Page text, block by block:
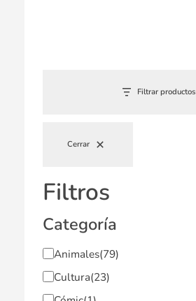
Filtrar productos
Cerrar
Filtros
Categoría
Animales(79)
Cultura(23)